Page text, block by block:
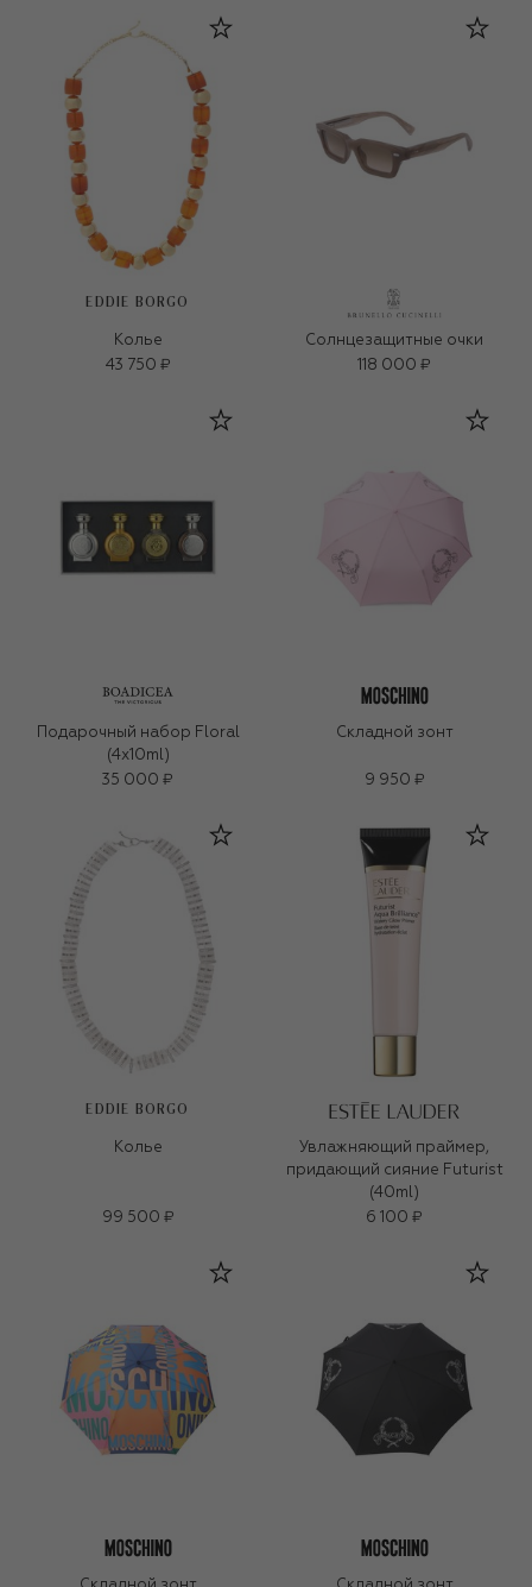
EDDIE BORGO
Колье
43 750 ₽
Солнцезащитные очки
118 000 ₽
Подарочный набор Floral
(4x10ml)
35 000 ₽
Складной зонт
9 950 ₽
EDDIE BORGO
Колье
99 500 ₽
Увлажняющий праймер,
придающий сияние Futurist
(40ml)
6 100 ₽